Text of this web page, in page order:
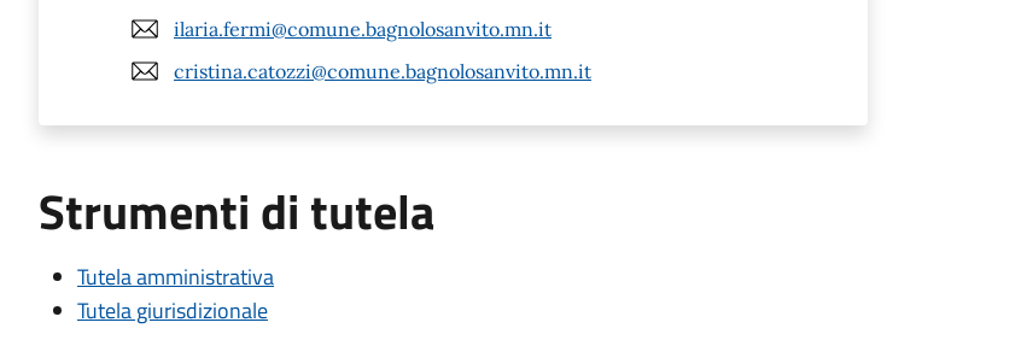
ilaria.fermi@comune.bagnolosanvito.mn.it
cristina.catozzi@comune.bagnolosanvito.mn.it
Strumenti di tutela
Tutela amministrativa
Tutela giurisdizionale